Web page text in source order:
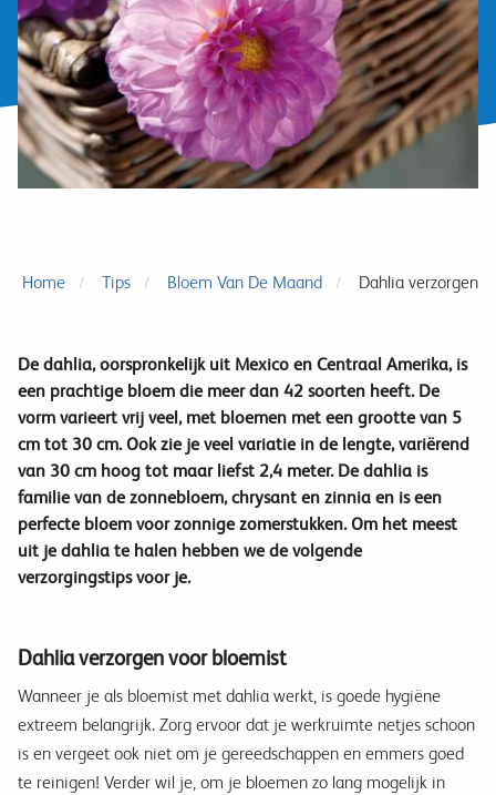
Home Tips Bloem Van De Maand Dahlia verzorgen
De dahlia, oorspronkelijk uit Mexico en Centraal Amerika, is
een prachtige bloem die meer dan 42 soorten heeft. De
vorm varieert vrij veel, met bloemen met een grootte van 5
cm tot 30 cm. Ook zie je veel variatie in de lengte, variërend
van 30 cm hoog tot maar liefst 2,4 meter. De dahlia is
familie van de zonnebloem, chrysant en zinnia en is een
perfecte bloem voor zonnige zomerstukken. Om het meest
uit je dahlia te halen hebben we de volgende
verzorgingstips voor je.
Dahlia verzorgen voor bloemist
Wanneer je als bloemist met dahlia werkt, is goede hygiëne
extreem belangrijk. Zorg ervoor dat je werkruimte netjes schoon
is en vergeet ook niet om je gereedschappen en emmers goed
te reinigen! Verder wil je, om je bloemen zo lang mogelijk in